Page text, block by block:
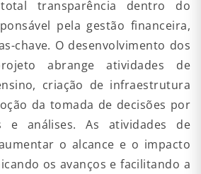
transparência dentro do
pela gestão financeira,
chave. O desenvolvimento dos
abrange atividades de
criação de infraestrutura
da tomada de decisões por
e análises. As atividades de
o alcance e o impacto
os avanços e facilitando a